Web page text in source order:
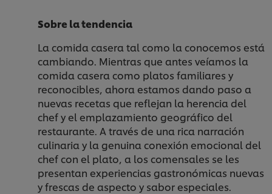
Sobre la tendencia
La comida casera tal como la conocemos está
cambiando. Mientras que antes veíamos la
comida casera como platos familiares y
reconocibles, ahora estamos dando paso a
nuevas recetas que reflejan la herencia del
chef y el emplazamiento geográfico del
restaurante. A través de una rica narración
culinaria y la genuina conexión emocional del
chef con el plato, a los comensales se les
presentan experiencias gastronómicas nuevas
y frescas de aspecto y sabor especiales.